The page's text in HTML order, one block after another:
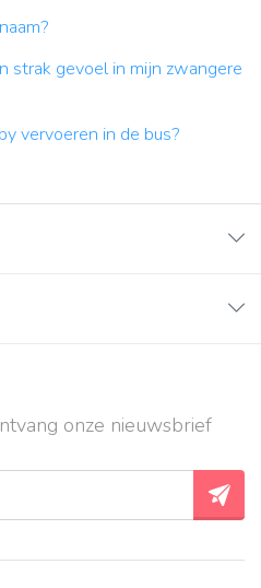
strak gevoel in mijn zwangere
vervoeren in de bus?
onze nieuwsbrief